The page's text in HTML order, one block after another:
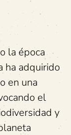
la época
ha adquirido
en una
el
y